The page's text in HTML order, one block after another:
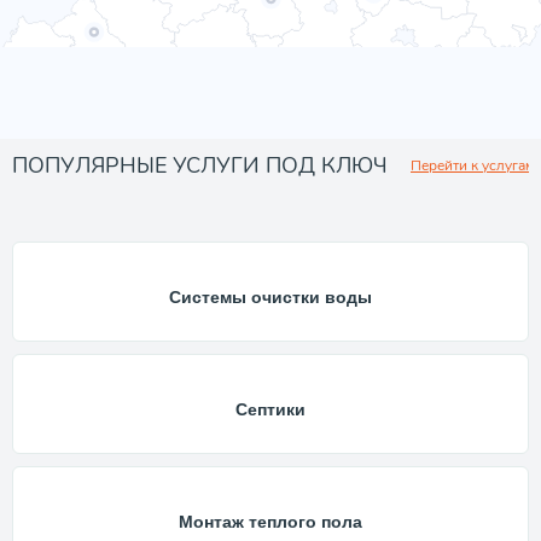
ПОПУЛЯРНЫЕ УСЛУГИ ПОД КЛЮЧ Перейти к услугам
Системы очистки воды
Септики
Монтаж теплого пола